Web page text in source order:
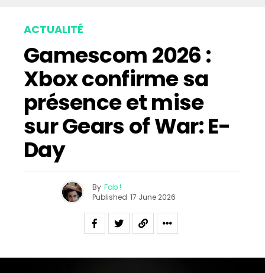
ACTUALITÉ
Gamescom 2026 :
Xbox confirme sa
présence et mise
sur Gears of War: E-
Day
By Fab !
Published 17 June 2026